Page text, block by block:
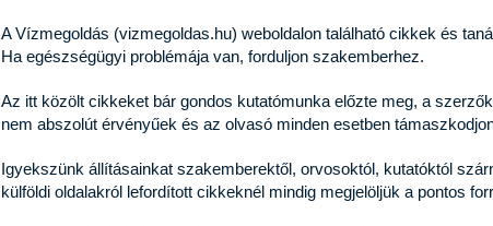
A Vízmegoldás (vizmegoldas.hu) weboldalon található cikkek és
Ha egészségügyi problémája van, forduljon szakemberhez.
Az itt közölt cikkeket bár gondos kutatómunka előzte meg, a
nem abszolút érvényűek és az olvasó minden esetben
Igyekszünk állításainkat szakemberektől, orvosoktól, kutatóktól
külföldi oldalakról lefordított cikkeknél mindig megjelöljük a pontos